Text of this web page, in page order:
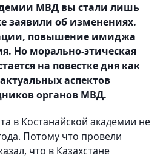
МВД вы стали лишь
заявили об изменениях.
повышение имиджа
Но морально-этическая
на повестке дня как
аспектов
органов МВД.
в Костанайской академии не
Потому что провели
что в Казахстане